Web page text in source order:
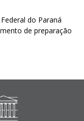
do Paraná
de preparação